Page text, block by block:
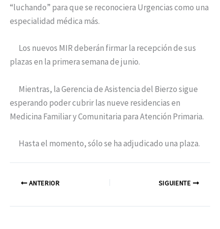
“luchando” para que se reconociera Urgencias como una
especialidad médica más.
Los nuevos MIR deberán firmar la recepción de sus
plazas en la primera semana de junio.
Mientras, la Gerencia de Asistencia del Bierzo sigue
esperando poder cubrir las nueve residencias en
Medicina Familiar y Comunitaria para Atención Primaria.
Hasta el momento, sólo se ha adjudicado una plaza.
ANTERIOR SIGUIENTE